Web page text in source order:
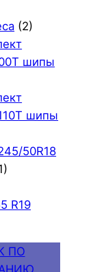
(2)
шипы
шипы
50R18
R19
ПО